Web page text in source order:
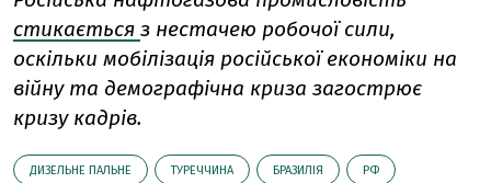
стикається з нестачею робочої сили,
оскільки мобілізація російської економіки на
війну та демографічна криза загострює
кризу кадрів.
ДИЗЕЛЬНЕ ПАЛЬНЕ ТУРЕЧЧИНА БРАЗИЛІЯ РФ